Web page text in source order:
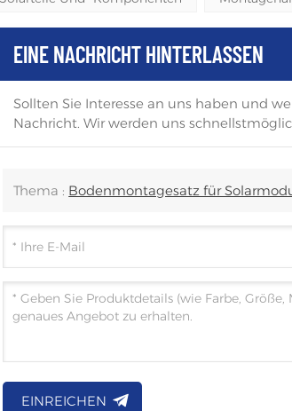
EINE NACHRICHT HINTERLASSEN
Sollten Sie Interesse an uns haben und
Nachricht. Wir werden uns
Thema : Bodenmontagesatz für
EINREICHEN